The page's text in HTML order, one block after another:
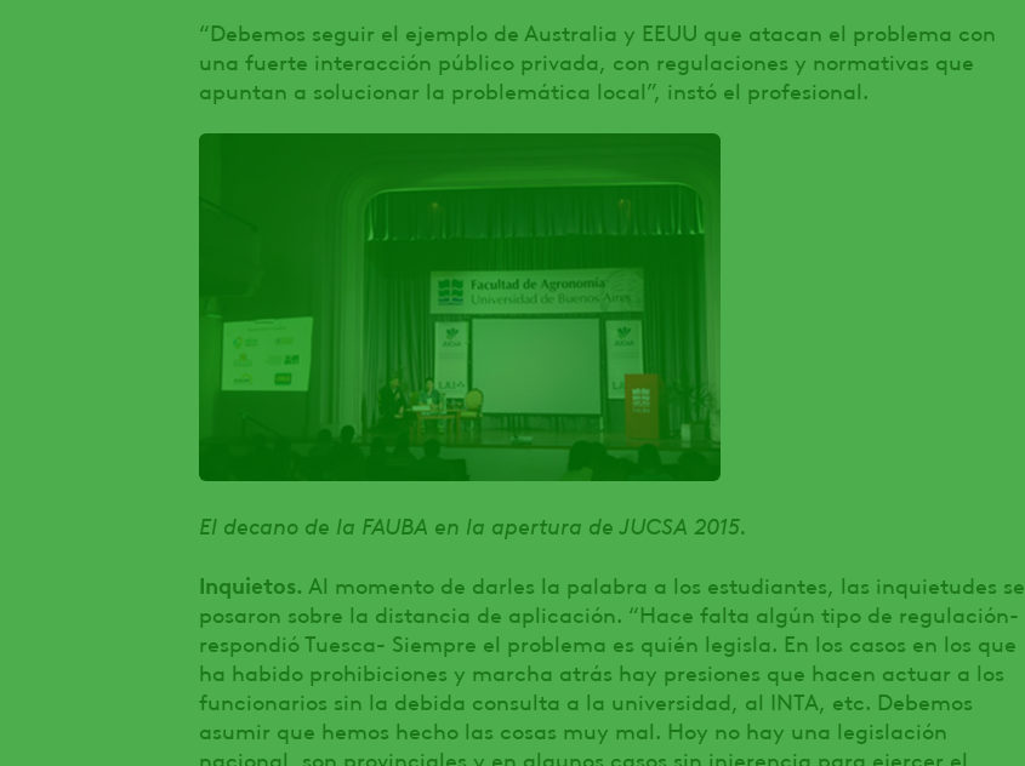
“Debemos seguir el ejemplo de Australia y EEUU que atacan el problema con
una fuerte interacción público privada, con regulaciones y normativas que
apuntan a solucionar la problemática local”, instó el profesional.
El decano de la FAUBA en la apertura de JUCSA 2015.
Inquietos. Al momento de darles la palabra a los estudiantes, las inquietudes se
posaron sobre la distancia de aplicación. “Hace falta algún tipo de regulación-
respondió Tuesca- Siempre el problema es quién legisla. En los casos en los que
ha habido prohibiciones y marcha atrás hay presiones que hacen actuar a los
funcionarios sin la debida consulta a la universidad, al INTA, etc. Debemos
asumir que hemos hecho las cosas muy mal. Hoy no hay una legislación
nacional, son provinciales y en algunos casos sin injerencia para ejercer el